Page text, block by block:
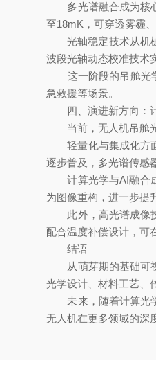
多光谱融合成为核心
至18mK，可穿透雾霾
光轴稳定技术从机械
波段光轴动态校准技术
这一阶段的吊舱光学
急救援等场景。
四、演进新方向：计
当前，无人机吊舱光
轻量化与集成化方面
逐步普及，多光谱传感
计算光学与AI融合成
为图像重构，进一步提
此外，高光谱成像技
配合温度补偿设计，可
结语
从萌芽期的基础可视
光学设计、材料工艺、
未来，随着计算光学
无人机在更多领域的深